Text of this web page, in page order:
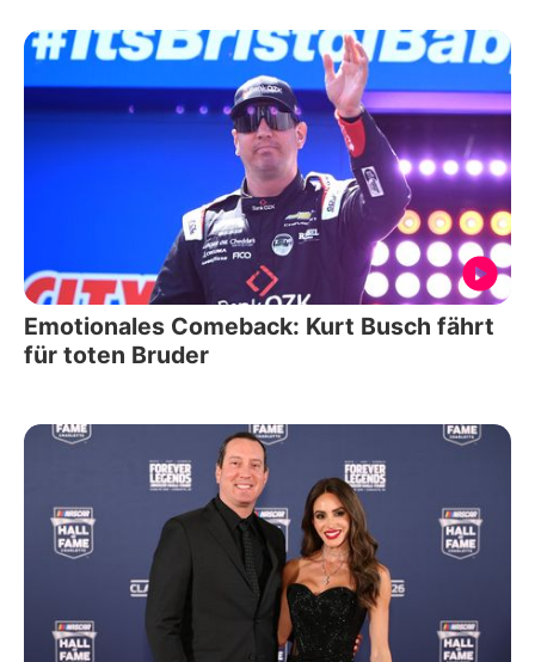
Emotionales Comeback: Kurt Busch fährt
für toten Bruder